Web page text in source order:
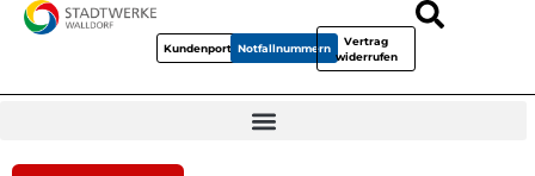
KundenportalNotfallnummern
Vertrag
widerrufen